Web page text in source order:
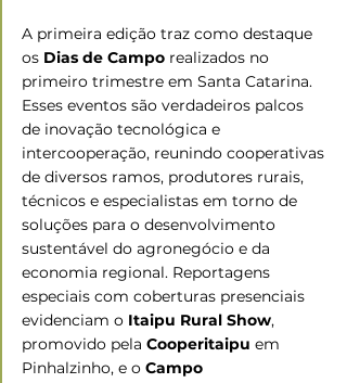
A primeira edição traz como destaque
os Dias de Campo realizados no
primeiro trimestre em Santa Catarina.
Esses eventos são verdadeiros palcos
de inovação tecnológica e
intercooperação, reunindo cooperativas
de diversos ramos, produtores rurais,
técnicos e especialistas em torno de
soluções para o desenvolvimento
sustentável do agronegócio e da
economia regional. Reportagens
especiais com coberturas presenciais
evidenciam o Itaipu Rural Show,
promovido pela Cooperitaipu em
Pinhalzinho, e o Campo